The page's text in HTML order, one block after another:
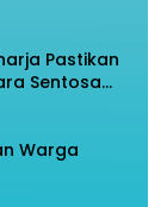
Pastikan
Sentosa
Warga